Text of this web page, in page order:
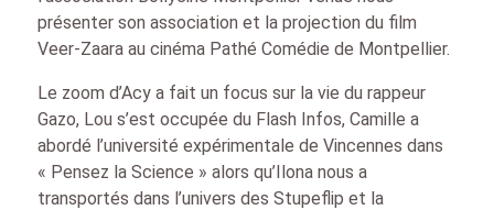
présenter son association et la projection du film
Veer-Zaara au cinéma Pathé Comédie de Montpellier.
Le zoom d’Acy a fait un focus sur la vie du rappeur
Gazo, Lou s’est occupée du Flash Infos, Camille a
abordé l’université expérimentale de Vincennes dans
« Pensez la Science » alors qu’Ilona nous a
transportés dans l’univers des Stupeflip et la